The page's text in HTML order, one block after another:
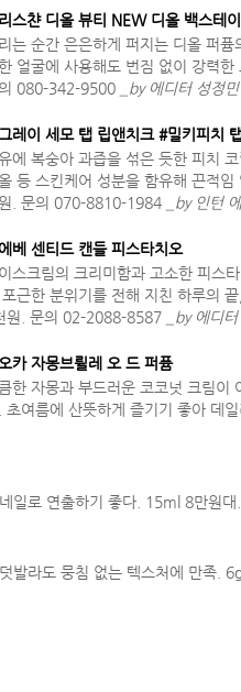
스챤 디올 뷰티 NEW 디올 백스테
는 순간 은은하게 퍼지는 디올 퍼
얼굴에 사용해도 번짐 없이 강력
080-342-9500
_by 에디터 성정민
레이 세모 탭 립앤치크 #밀키피치
에 복숭아 과즙을 섞은 듯한 피치
등 스킨케어 성분을 함유해 끈적
. 문의 070-8810-1984
_by 인턴
베 센티드 캔들 피스타치오
스크림의 크리미함과 고소한 피스
포근한 분위기를 전해 지친 하루의
원. 문의 02-2088-8587
_by 에디
카 자몽브륄레 오 드 퍼퓸
한 자몽과 부드러운 코코넛 크림이
초여름에 산뜻하게 즐기기 좋아 데
일로 연출하기 좋다. 15ml 8만원
발라도 뭉침 없는 텍스처에 만족.